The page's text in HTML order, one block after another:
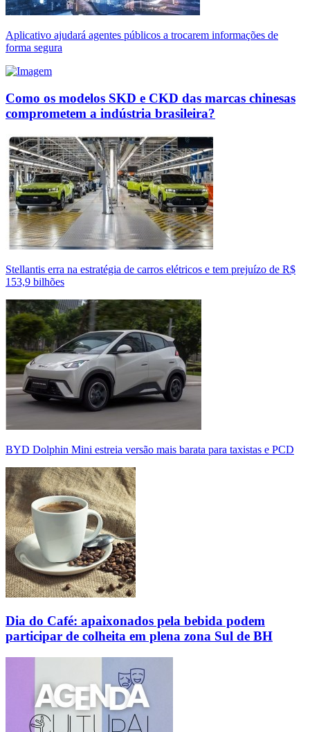
Aplicativo ajudará agentes públicos a trocarem informações de
forma segura
Como os modelos SKD e CKD das marcas chinesas
comprometem a indústria brasileira?
Stellantis erra na estratégia de carros elétricos e tem prejuízo de R$
153,9 bilhões
BYD Dolphin Mini estreia versão mais barata para taxistas e PCD
Dia do Café: apaixonados pela bebida podem
participar de colheita em plena zona Sul de BH